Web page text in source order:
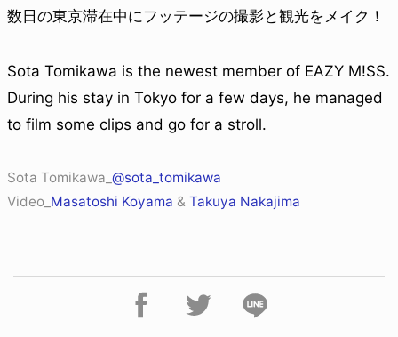
数日の東京滞在中にフッテージの撮影と観光をメイク！
Sota Tomikawa is the newest member of EAZY M!SS.
During his stay in Tokyo for a few days, he managed
to film some clips and go for a stroll.
Sota Tomikawa_ @sota_tomikawa
Video_ Masatoshi Koyama & Takuya Nakajima